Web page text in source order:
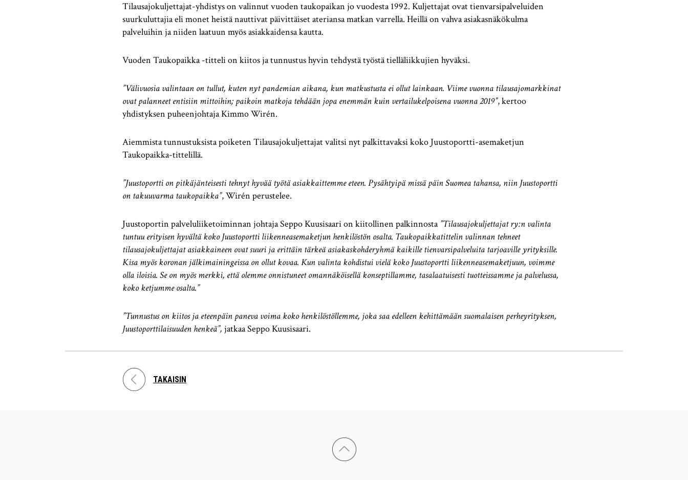
Tilausajokuljettajat-yhdistys on valinnut vuoden taukopaikan jo vuodesta 1992. Kuljettajat ovat tienvarsipalveluiden
suurkuluttajia eli monet heistä nauttivat päivittäiset ateriansa matkan varrella. Heillä on vahva asiakasnäkökulma
palveluihin ja niiden laatuun myös asiakkaidensa kautta.
Vuoden Taukopaikka -titteli on kiitos ja tunnustus hyvin tehdystä työstä tielläliikkujien hyväksi.
”Välivuosia valintaan on tullut, kuten nyt pandemian aikana, kun matkustusta ei ollut lainkaan. Viime vuonna tilausajomarkkinat
ovat palanneet entisiin mittoihin; paikoin matkoja tehdään jopa enemmän kuin vertailukelpoisena vuonna 2019”, kertoo
yhdistyksen puheenjohtaja Kimmo Wirén.
Aiemmista tunnustuksista poiketen Tilausajokuljettajat valitsi nyt palkittavaksi koko Juustoportti-asemaketjun
Taukopaikka-tittelillä.
”Juustoportti on pitkäjänteisesti tehnyt hyvää työtä asiakkaittemme eteen. Pysähtyipä missä päin Suomea tahansa, niin Juustoportti
on takuuvarma taukopaikka”, Wirén perustelee.
Juustoportin palveluliiketoiminnan johtaja Seppo Kuusisaari on kiitollinen palkinnosta ”Tilausajokuljettajat ry:n valinta
tuntuu erityisen hyvältä koko Juustoportti liikenneasemaketjun henkilöstön osalta. Taukopaikkatittelin valinnan tehneet
tilausajokuljettajat asiakkaineen ovat suuri ja erittäin tärkeä asiakaskohderyhmä kaikille tienvarsipalveluita tarjoaville yrityksille.
Kisa myös koronan jälkimainingeissa on ollut kovaa. Kun valinta kohdistui vielä koko Juustoportti liikenneasemaketjuun, voimme
olla iloisia. Se on myös merkki, että olemme onnistuneet omannäköisellä konseptillamme, tasalaatuisesti tuotteissamme ja palvelussa,
koko ketjumme osalta.”
”Tunnustus on kiitos ja eteenpäin paneva voima koko henkilöstöllemme, joka saa edelleen kehittämään suomalaisen perheyrityksen,
Juustoporttilaisuuden henkeä”, jatkaa Seppo Kuusisaari.
TAKAISIN